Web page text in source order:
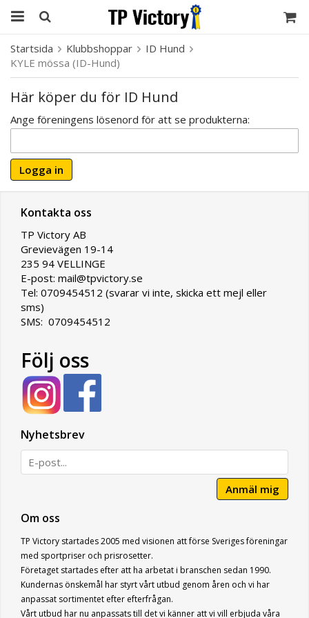
Startsida Klubbshoppar
ID Hund
KYLE mössa (ID-Hund)
Här köper du för ID Hund
Ange föreningens lösenord för att se produkterna:
Logga in
Kontakta oss
TP Victory AB
Grevievägen 19-14
235 94 VELLINGE
E-post: mail@tpvictory.se
Tel: 0709454512 (svarar vi inte, skicka ett mejl eller
sms)
SMS: 0709454512
Följ oss
Nyhetsbrev
Anmäl mig
Om oss
TP Victory startades 2005 med visionen att förse Sveriges föreningar
med sportpriser och prisrosetter.
Företaget startades efter att ha arbetat i branschen sedan 1990.
Kundernas önskemål har styrt vårt utbud genom åren och vi har
anpassat sortimentet efter efterfrågan.
Vårt utbud har nu anpassats till det vi känner att vi vill erbjuda våra